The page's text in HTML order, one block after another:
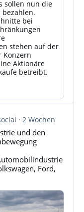
sollen nun die
bezahlen.
bei
stehen auf der
Konzern
Aktionäre
betreibt.
2 Wochen
und den
Ford,